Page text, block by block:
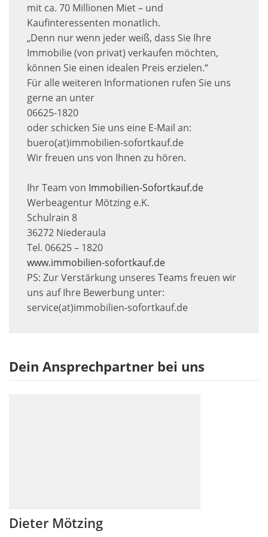
mit ca. 70 Millionen Miet – und
Kaufinteressenten monatlich.
„Denn nur wenn jeder weiß, dass Sie Ihre
Immobilie (von privat) verkaufen möchten,
können Sie einen idealen Preis erzielen.“
Für alle weiteren Informationen rufen Sie uns
gerne an unter
06625-1820
oder schicken Sie uns eine E-Mail an:
buero(at)immobilien-sofortkauf.de
Wir freuen uns von Ihnen zu hören.
Ihr Team von Immobilien-Sofortkauf.de
Werbeagentur Mötzing e.K.
Schulrain 8
36272 Niederaula
Tel. 06625 – 1820
www.immobilien-sofortkauf.de
PS: Zur Verstärkung unseres Teams freuen wir
uns auf Ihre Bewerbung unter:
service(at)immobilien-sofortkauf.de
Dein Ansprechpartner bei uns
Dieter Mötzing